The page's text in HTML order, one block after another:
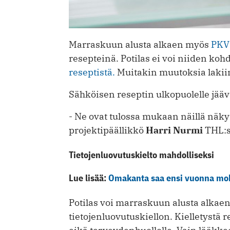
Marraskuun alusta alkaen myös PKV
resepteinä. Potilas ei voi niiden
reseptistä. Muitakin muutoksia
Sähköisen reseptin ulkopuolelle
- Ne ovat tulossa mukaan näillä
projektipäällikköHarri Nurmi
Tietojenluovutuskielto mahdolliseksi
Lue lisää:Omakanta saa ensi vuonna
Potilas voi marraskuun alusta
tietojenluovutuskiellon. Kielletystä